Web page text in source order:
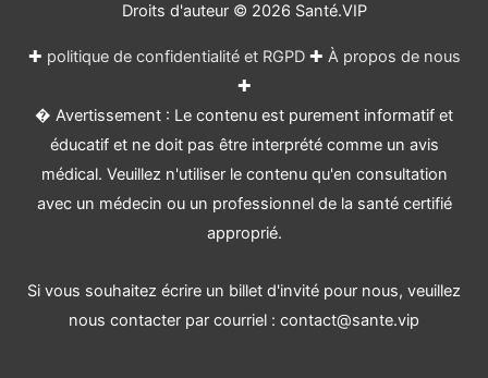
Droits d'auteur © 2026 Santé.VIP
✚ politique de confidentialité et RGPD✚ À propos de nous
✚
� Avertissement : Le contenu est purement informatif et
éducatif et ne doit pas être interprété comme un avis
médical. Veuillez n'utiliser le contenu qu'en consultation
avec un médecin ou un professionnel de la santé certifié
approprié.
Si vous souhaitez écrire un billet d'invité pour nous, veuillez
nous contacter par courriel : contact@sante.vip